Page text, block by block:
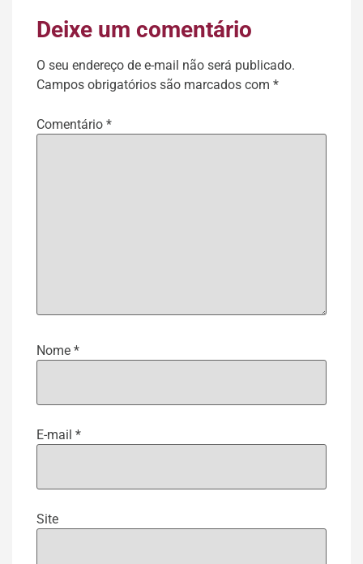
Deixe um comentário
O seu endereço de e-mail não será publicado.
Campos obrigatórios são marcados com *
Comentário *
Nome *
E-mail *
Site